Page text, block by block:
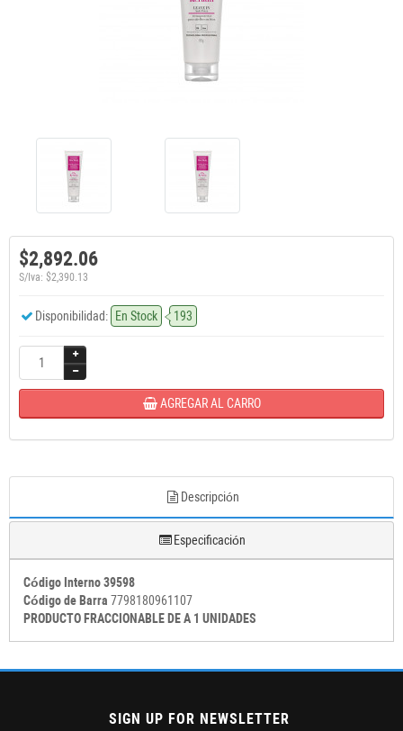
$2,892.06
S/Iva: $2,390.13
Disponibilidad: En Stock 193
AGREGAR AL CARRO
Descripción
Especificación
Código Interno 39598
Código de Barra 7798180961107
PRODUCTO FRACCIONABLE DE A 1 UNIDADES
SIGN UP FOR NEWSLETTER